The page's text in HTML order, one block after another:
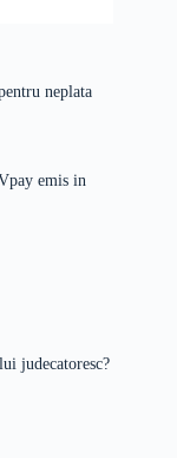
neplata
emis in
judecatoresc?